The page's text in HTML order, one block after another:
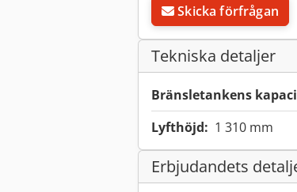
Skicka förfrågan
Tekniska detaljer
Bränsletankens
Lyfthöjd: 1 310 mm
Erbjudandets